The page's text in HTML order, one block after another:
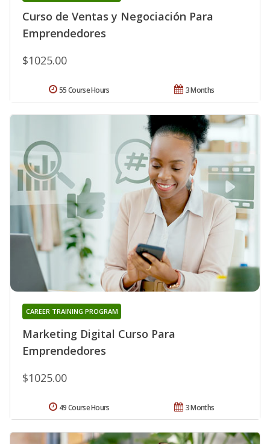
Curso de Ventas y Negociación Para
Emprendedores
$1025.00
3 Months
55 Course Hours
Marketing Digital Curso Para
Emprendedores
CAREER TRAINING PROGRAM
$1025.00
3 Months
49 Course Hours